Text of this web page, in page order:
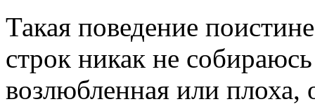
Такая поведение
строк никак не
возлюбленная или плоха,